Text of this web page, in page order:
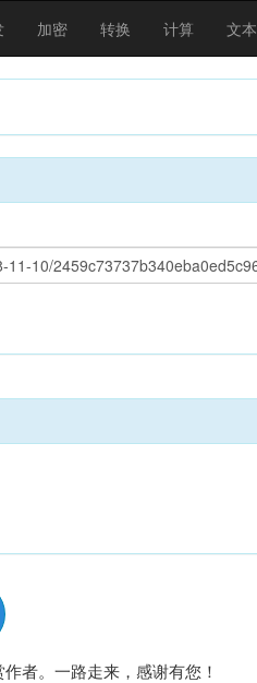
加密 转换 计算 文本
者。一路走来，感谢有您！